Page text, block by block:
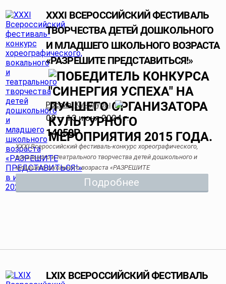
XXXI ВСЕРОССИЙСКИЙ ФЕСТИВАЛЬ
ТВОРЧЕСТВА ДЕТЕЙ ДОШКОЛЬНОГО
И МЛАДШЕГО ШКОЛЬНОГО ВОЗРАСТА
«РАЗРЕШИТЕ ПРЕДСТАВИТЬСЯ!»
Россия,Кучугуры
08 — 13 июня 2024 г.
14050Р
XXXI Всероссийский фестиваль-конкурс хореографического,
вокального и театрального творчества детей дошкольного и
младшего школьного возраста «РАЗРЕШИТЕ
ПРЕДСТАВИТЬСЯ!» в июне 2024Подробнее
LXIX ВСЕРОССИЙСКИЙ ФЕСТИВАЛЬ